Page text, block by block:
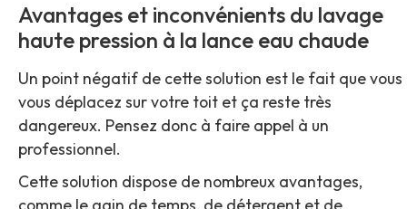
Avantages et inconvénients du lavage
haute pression à la lance eau chaude
Un point négatif de cette solution est le fait que vous
vous déplacez sur votre toit et ça reste très
dangereux. Pensez donc à faire appel à un
professionnel.
Cette solution dispose de nombreux avantages,